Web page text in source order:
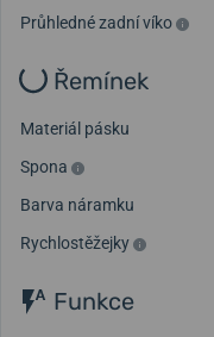
Průhledné zadní víko
Řemínek
Materiál pásku
Spona
Barva náramku
Rychlostěžejky
Funkce